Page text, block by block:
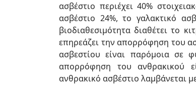
ασβέστιο περιέχει 40%
ασβέστιο 24%, το γαλακτικό
βιοδιαθεσιμότητα διαθέτει το
επηρεάζει την απορρόφηση του
ασβεστίου είναι παρόμοια σε
απορρόφηση του ανθρακικού
ανθρακικό ασβέστιο λαμβάνεται